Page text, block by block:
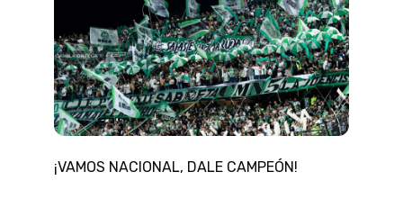
¡VAMOS NACIONAL, DALE CAMPEÓN!